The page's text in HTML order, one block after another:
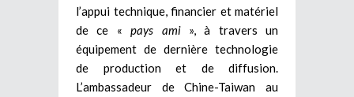
l’appui technique, financier et matériel
de ce «pays ami», à travers un
équipement de dernière technologie
de production et de diffusion.
L’ambassadeur de Chine-Taiwan au